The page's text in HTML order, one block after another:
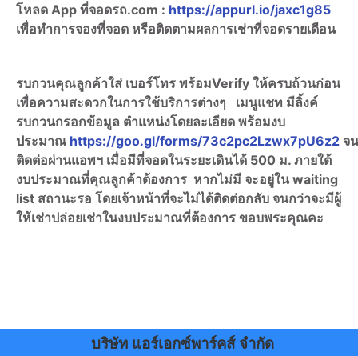
โหลด App ที่จอดรถ.com : https://appurl.io/jaxc1g85
เพื่อทำการจองที่จอด หรือติดตามผลการเช่าที่จอดรายเดือน
รบกวนคุณลูกค้าใส่ เบอร์โทร พร้อมVerify ให้ครบถ้วนก่อน
เพื่อความสะดวกในการใช้บริการต่างๆ เมนูแชท มีลิ้งค์
รบกวนกรอกข้อมูล ตำแหน่งโดยละเอียด พร้อมงบ
ประมาณ https://goo.gl/forms/73c2pc2Lzwx7pU6z2 จ
ติดต่อผ่านแอพฯ เมื่อมีที่จอดในระยะเดินได้ 500 ม. ภายใต้
งบประมาณที่คุณลูกค้าต้องการ หากไม่มี จะอยู่ใน waiting
list สถานะรอ โดยเจ้าหน้าที่จะไม่ได้ติดต่อกลับ จนกว่าจะมีผู้
ให้เช่าปล่อยเช่าในงบประมาณที่ต้องการ ขอบพระคุณคะ
บริษัท แอร์เอกซ์พาร์คส์ จำกัด